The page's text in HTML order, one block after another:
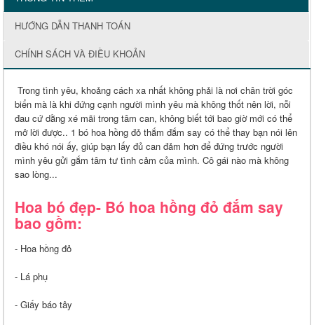
HƯỚNG DẪN THANH TOÁN
CHÍNH SÁCH VÀ ĐIỀU KHOẢN
Trong tình yêu, khoảng cách xa nhất không phải là nơi chân trời góc
biển mà là khi đứng cạnh người mình yêu mà không thốt nên lời, nỗi
đau cứ dằng xé mãi trong tâm can, không biết tới bao giờ mới có thể
mở lời được.. 1 bó hoa hồng đỏ thắm đắm say có thể thay bạn nói lên
điều khó nói ấy, giúp bạn lấy đủ can đảm hơn để đứng trước người
mình yêu gửi gắm tâm tư tình cảm của mình. Cô gái nào mà không
sao lòng...
Hoa bó đẹp- Bó hoa hồng đỏ đắm say
bao gồm:
- Hoa hồng đỏ
- Lá phụ
- Giấy báo tây